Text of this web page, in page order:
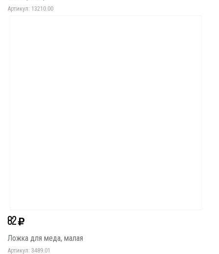
Артикул: 13210.00
82
Ложка для меда, малая
Артикул: 3489.01